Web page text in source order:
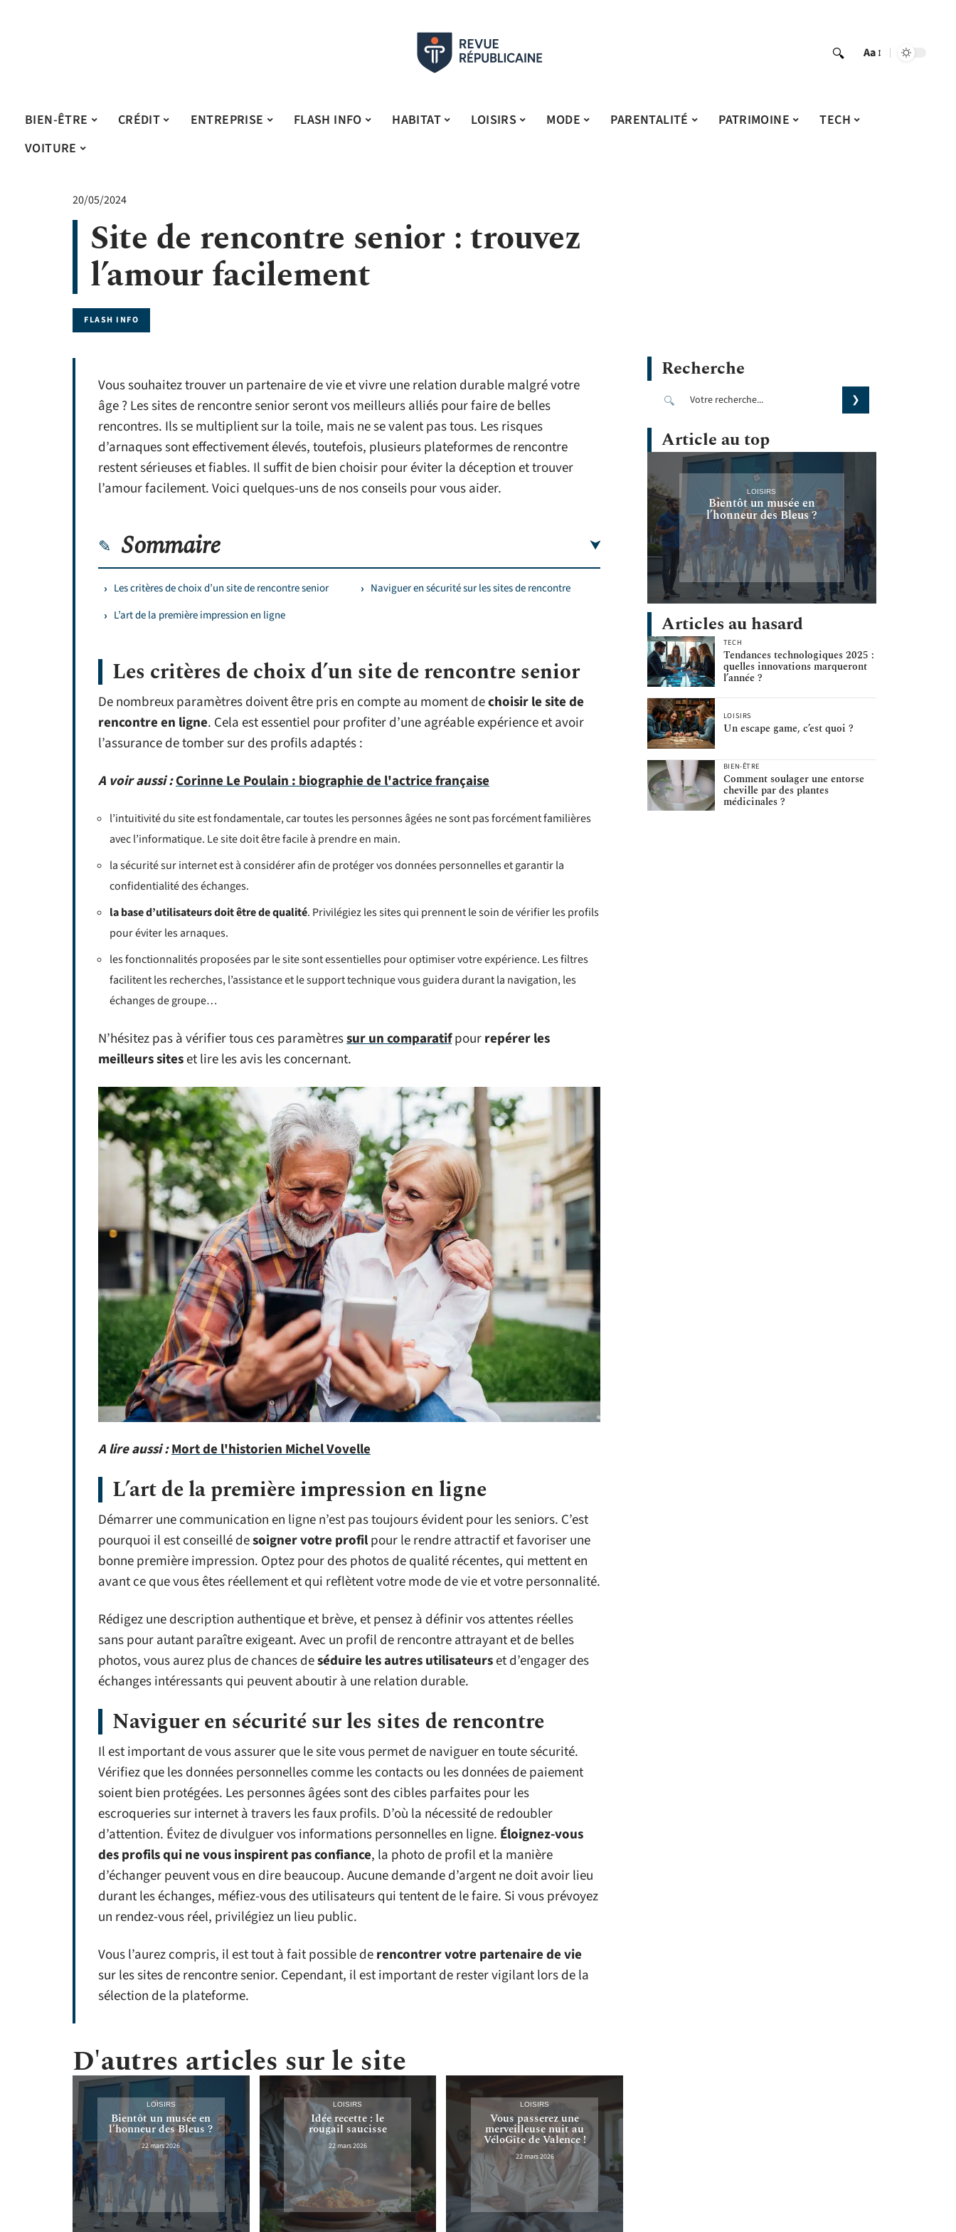
Aa
BIEN-ÊTRE CRÉDIT ENTREPRISE FLASH INFO HABITAT LOISIRS MODE PARENTALITÉ PATRIMOINE
TECH
VOITURE
20/05/2024
Site de rencontre senior : trouvez
l’amour facilement
FLASH INFO
Vous souhaitez trouver un partenaire de vie et vivre une relation durable malgré votre
âge ? Les sites de rencontre senior seront vos meilleurs alliés pour faire de belles
rencontres. Ils se multiplient sur la toile, mais ne se valent pas tous. Les risques
d’arnaques sont effectivement élevés, toutefois, plusieurs plateformes de rencontre
restent sérieuses et fiables. Il suffit de bien choisir pour éviter la déception et trouver
l’amour facilement. Voici quelques-uns de nos conseils pour vous aider.
Sommaire
Les critères de choix d’un site de rencontre senior
L’art de la première impression en ligne
Naviguer en sécurité sur les sites de rencontre
Les critères de choix d’un site de rencontre senior
De nombreux paramètres doivent être pris en compte au moment dechoisir le site de
rencontre en ligne. Cela est essentiel pour profiter d’une agréable expérience et avoir
l’assurance de tomber sur des profils adaptés :
A voir aussi :Corinne Le Poulain : biographie de l'actrice française
l’intuitivité du site est fondamentale, car toutes les personnes âgées ne sont pas forcément familières
avec l’informatique. Le site doit être facile à prendre en main.
la sécurité sur internet est à considérer afin de protéger vos données personnelles et garantir la
confidentialité des échanges.
la base d’utilisateurs doit être de qualité. Privilégiez les sites qui prennent le soin de vérifier les profils
pour éviter les arnaques.
les fonctionnalités proposées par le site sont essentielles pour optimiser votre expérience. Les filtres
facilitent les recherches, l’assistance et le support technique vous guidera durant la navigation, les
échanges de groupe…
N’hésitez pas à vérifier tous ces paramètressur un comparatifpourrepérer les
meilleurs siteset lire les avis les concernant.
A lire aussi :Mort de l'historien Michel Vovelle
L’art de la première impression en ligne
Démarrer une communication en ligne n’est pas toujours évident pour les seniors. C’est
pourquoi il est conseillé desoigner votre profilpour le rendre attractif et favoriser une
bonne première impression. Optez pour des photos de qualité récentes, qui mettent en
avant ce que vous êtes réellement et qui reflètent votre mode de vie et votre personnalité.
Rédigez une description authentique et brève, et pensez à définir vos attentes réelles
sans pour autant paraître exigeant. Avec un profil de rencontre attrayant et de belles
photos, vous aurez plus de chances deséduire les autres utilisateurset d’engager des
échanges intéressants qui peuvent aboutir à une relation durable.
Naviguer en sécurité sur les sites de rencontre
Il est important de vous assurer que le site vous permet de naviguer en toute sécurité.
Vérifiez que les données personnelles comme les contacts ou les données de paiement
soient bien protégées. Les personnes âgées sont des cibles parfaites pour les
escroqueries sur internet à travers les faux profils. D’où la nécessité de redoubler
d’attention. Évitez de divulguer vos informations personnelles en ligne. Éloignez-vous
des profils qui ne vous inspirent pas confiance, la photo de profil et la manière
d’échanger peuvent vous en dire beaucoup. Aucune demande d’argent ne doit avoir lieu
durant les échanges, méfiez-vous des utilisateurs qui tentent de le faire. Si vous prévoyez
un rendez-vous réel, privilégiez un lieu public.
Vous l’aurez compris, il est tout à fait possible derencontrer votre partenaire de vie
sur les sites de rencontre senior. Cependant, il est important de rester vigilant lors de la
sélection de la plateforme.
D'autres articles sur le site
LOISIRS
Bientôt un musée en
l’honneur des Bleus ?
22 mars 2026
LOISIRS
Idée recette : le
rougail saucisse
22 mars 2026
LOISIRS
Vous passerez une
merveilleuse nuit au
VéloGîte de Valence !
22 mars 2026
Recherche
Article au top
LOISIRS
Bientôt un musée en
l’honneur des Bleus ?
Articles au hasard
TECH
Tendances technologiques 2025 :
quelles innovations marqueront
l’année ?
LOISIRS
Un escape game, c’est quoi ?
BIEN-ÊTRE
Comment soulager une entorse
cheville par des plantes
médicinales ?